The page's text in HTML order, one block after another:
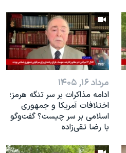
مرداد ۱۶, ۱۴۰۵
ادامه مذاکرات بر سر تنگه هرمز؛
اختلافات آمریکا و جمهوری
اسلامی بر سر چیست؟ گفت‌وگو
با رضا تقی‌زاده